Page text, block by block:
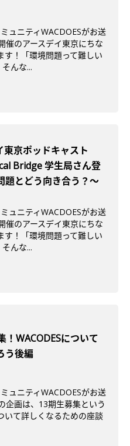
ュニティWACDOESがお送
催のアースデイ東京にちな
す！「環境問題って難しい
んな...
東京ポッドキャスト
Bridge 学生局さん登
題とどう向き合う？〜
ュニティWACDOESがお送
催のアースデイ東京にちな
す！「環境問題って難しい
んな...
！WACODESについて
う後編
ュニティWACDOESがお送
企画は、13期生募集という
いて詳しくなるための座談